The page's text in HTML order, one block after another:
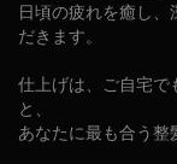
日頃の疲れを癒し
だきます。
仕上げは、ご自宅で
と、
あなたに最も合う整